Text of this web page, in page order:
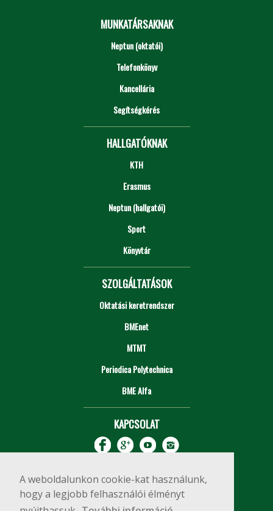
A weboldalunkon cookie-kat használunk,
hogy a legjobb felhasználói élményt
MUNKATÁRSAKNAK
Neptun (oktatói)
Telefonkönyv
Kancellária
Segítségkérés
HALLGATÓKNAK
KTH
Erasmus
Neptun (hallgatói)
Sport
Könyvtár
SZOLGÁLTATÁSOK
Oktatási keretrendszer
BMEnet
MTMT
Periodica Polytechnica
BME Alfa
KAPCSOLAT